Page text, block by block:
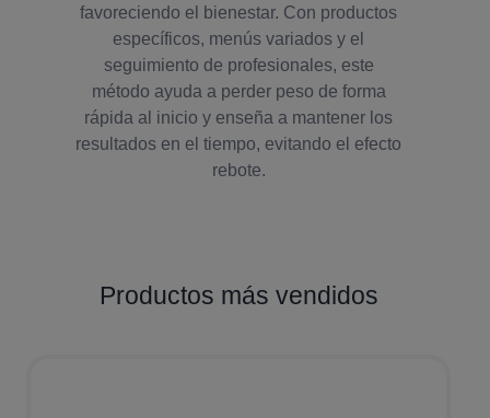
favoreciendo el bienestar. Con productos
específicos, menús variados y el
seguimiento de profesionales, este
método ayuda a perder peso de forma
rápida al inicio y enseña a mantener los
resultados en el tiempo, evitando el efecto
rebote.
Productos más vendidos